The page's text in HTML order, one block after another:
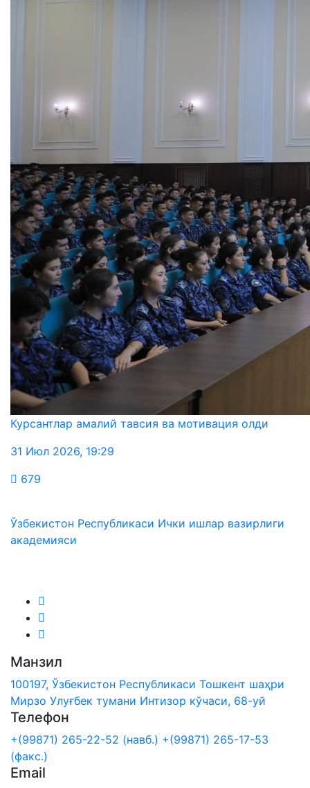
Курсантлар амалий тавсия ва мотивация олди
31 Июл 2026, 19:29
679
Ўзбекистон Республикаси Ички ишлар вазирлиги
академияси
Манзил
100197, Ўзбекистон Республикаси Тошкент шаҳри
Мирзо Улуғбек тумани Интизор кўчаси, 68-уй
Телефон
+(99871) 265-22-52 (навб.) +(99871) 265-17-53
(факс.)
Email